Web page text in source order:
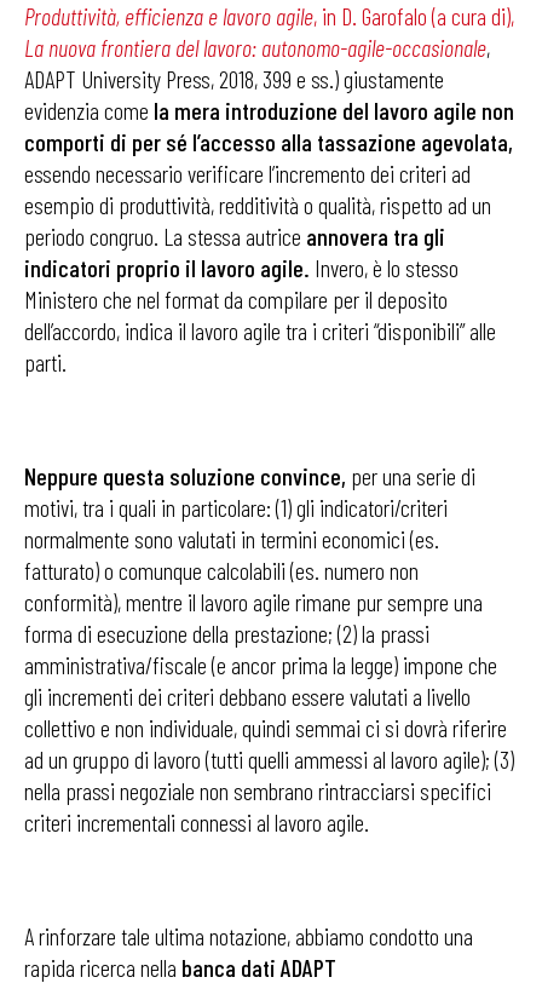
Produttività, efficienza e lavoro agile, in D. Garofalo (a cura di),
La nuova frontiera del lavoro: autonomo-agile-occasionale,
ADAPT University Press, 2018, 399 e ss.) giustamente
evidenzia come la mera introduzione del lavoro agile non
comporti di per sé l’accesso alla tassazione agevolata,
essendo necessario verificare l’incremento dei criteri ad
esempio di produttività, redditività o qualità, rispetto ad un
periodo congruo. La stessa autrice annovera tra gli
indicatori proprio il lavoro agile. Invero, è lo stesso
Ministero che nel format da compilare per il deposito
dell’accordo, indica il lavoro agile tra i criteri “disponibili” alle
parti.
Neppure questa soluzione convince, per una serie di
motivi, tra i quali in particolare: (1) gli indicatori/criteri
normalmente sono valutati in termini economici (es.
fatturato) o comunque calcolabili (es. numero non
conformità), mentre il lavoro agile rimane pur sempre una
forma di esecuzione della prestazione; (2) la prassi
amministrativa/fiscale (e ancor prima la legge) impone che
gli incrementi dei criteri debbano essere valutati a livello
collettivo e non individuale, quindi semmai ci si dovrà riferire
ad un gruppo di lavoro (tutti quelli ammessi al lavoro agile); (3)
nella prassi negoziale non sembrano rintracciarsi specifici
criteri incrementali connessi al lavoro agile.
A rinforzare tale ultima notazione, abbiamo condotto una
rapida ricerca nella banca dati ADAPT